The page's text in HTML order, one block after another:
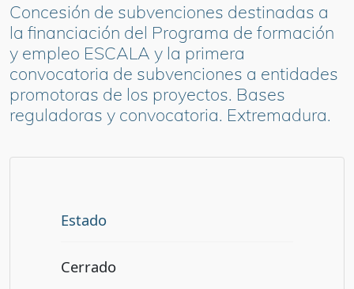
Concesión de subvenciones destinadas a
la financiación del Programa de formación
y empleo ESCALA y la primera
convocatoria de subvenciones a entidades
promotoras de los proyectos. Bases
reguladoras y convocatoria. Extremadura.
Estado
Cerrado